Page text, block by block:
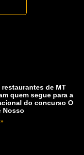
restaurantes de MT
quem segue para a
do concurso O
Nosso